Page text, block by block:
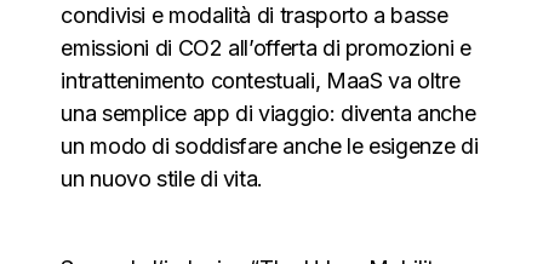
condivisi e modalità di trasporto a basse
emissioni di CO2 all’offerta di promozioni e
intrattenimento contestuali, MaaS va oltre
una semplice app di viaggio: diventa anche
un modo di soddisfare anche le esigenze di
un nuovo stile di vita.